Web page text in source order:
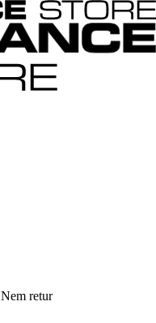
Nem retur